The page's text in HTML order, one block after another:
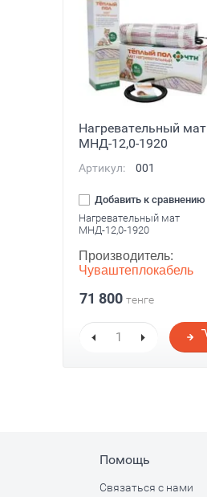
Нагревательный мат
МНД-12,0-1920
Артикул: 001
Добавить к сравнению
Нагревательный мат
МНД-12,0-1920
Производитель:
Чуваштеплокабель
71 800 тенге
Помощь
Связаться с нами